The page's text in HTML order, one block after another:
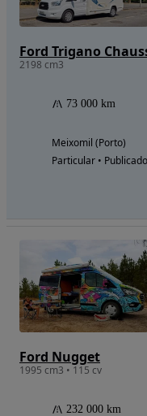
Ford Trigano
2198 cm3
73 000 km
Meixomil (Porto)
Particular • Publicado
Ford Nugget
1995 cm3 • 115 cv
232 000 km